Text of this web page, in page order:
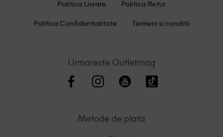
Politica Livrare Politica Retur
Politica Confidentialitate Termeni si conditii
Urmareste Outletmag
Metode de plata